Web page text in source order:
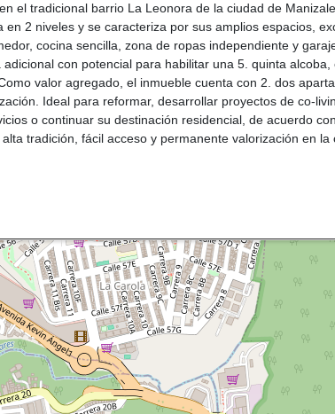
el tradicional barrio La Leonora de la ciudad de
2 niveles y se caracteriza por sus amplios espacios,
cocina sencilla, zona de ropas independiente y
con potencial para habilitar una 5. quinta alcoba,
valor agregado, el inmueble cuenta con 2. dos
Ideal para reformar, desarrollar proyectos de co-
o continuar su destinación residencial, de acuerdo
tradición, fácil acceso y permanente valorización en la